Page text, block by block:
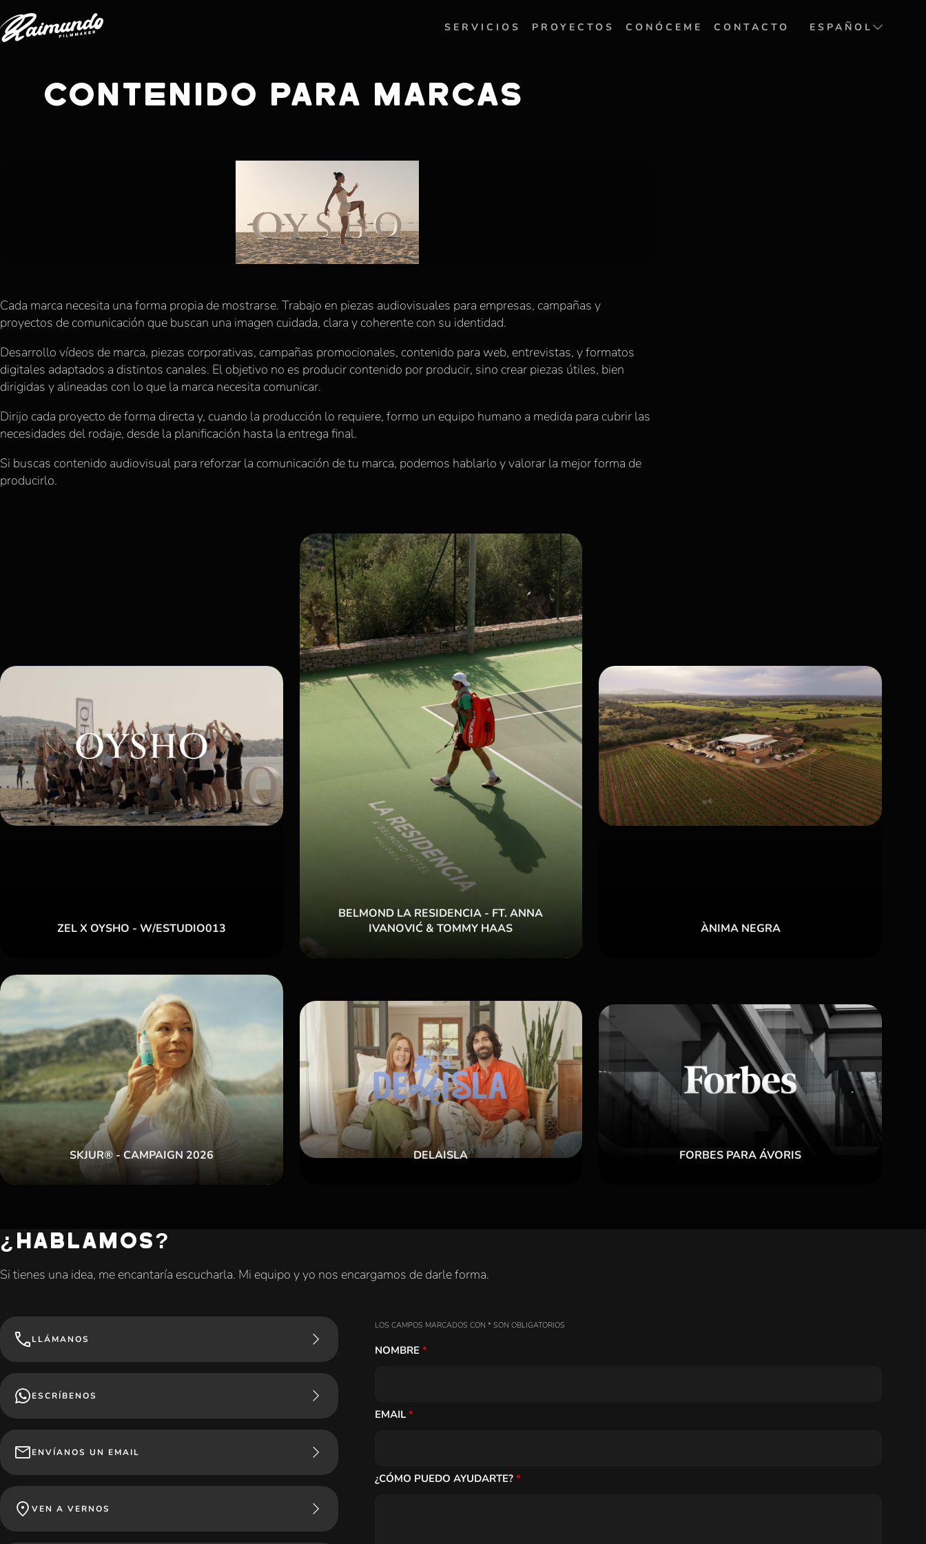
SERVICIOS PROYECTOS CONÓCEME CONTACTO ESPAÑOL
CONTENIDO PARA MARCAS
Cada marca necesita una forma propia de mostrarse. Trabajo en piezas audiovisuales para empresas, campañas y
proyectos de comunicación que buscan una imagen cuidada, clara y coherente con su identidad.
Desarrollo vídeos de marca, piezas corporativas, campañas promocionales, contenido para web, entrevistas, y formatos
digitales adaptados a distintos canales. El objetivo no es producir contenido por producir, sino crear piezas útiles, bien
dirigidas y alineadas con lo que la marca necesita comunicar.
Dirijo cada proyecto de forma directa y, cuando la producción lo requiere, formo un equipo humano a medida para cubrir las
necesidades del rodaje, desde la planificación hasta la entrega final.
Si buscas contenido audiovisual para reforzar la comunicación de tu marca, podemos hablarlo y valorar la mejor forma de
producirlo.
ZEL X OYSHO - W/ESTUDIO013
BELMOND LA RESIDENCIA - FT. ANNA
IVANOVIĆ & TOMMY HAAS
ÀNIMA NEGRA
SKJUR® - CAMPAIGN 2026 DELAISLA FORBES PARA ÁVORIS
¿HABLAMOS?
Si tienes una idea, me encantaría escucharla. Mi equipo y yo nos encargamos de darle forma.
LLÁMANOS
ESCRÍBENOS
ENVÍANOS UN EMAIL
VEN A VERNOS
LOS CAMPOS MARCADOS CON * SON OBLIGATORIOS
NOMBRE*
EMAIL*
¿CÓMO PUEDO AYUDARTE?*